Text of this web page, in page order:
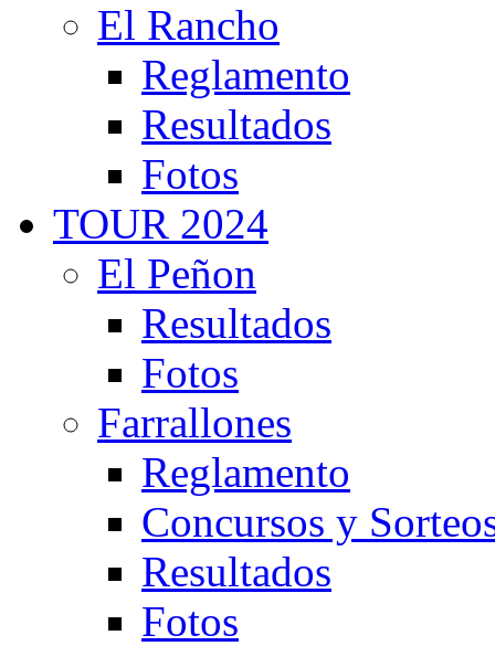
El Rancho
Reglamento
Resultados
Fotos
TOUR 2024
El Peñon
Resultados
Fotos
Farrallones
Reglamento
Concursos y
Resultados
Fotos